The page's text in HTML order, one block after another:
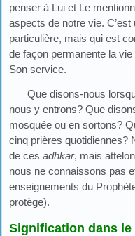
penser à Lui et Le
aspects de notre vie. C’est
particulière, mais qui est
de façon permanente la vie
Son service.
Que disons-nous
nous y entrons? Que
mosquée ou en sortons?
cinq prières quotidiennes?
de ces adhkar, mais
nous ne connaissons pas
enseignements du
protège).
Signification dans le